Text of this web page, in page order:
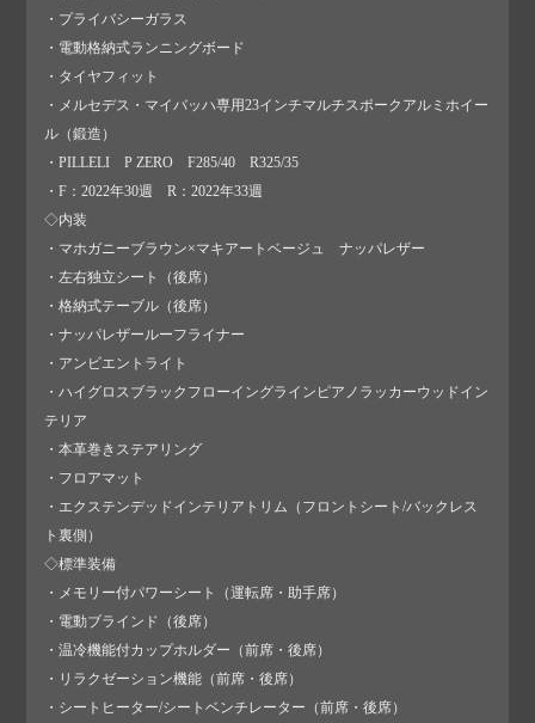
・プライバシーガラス
・電動格納式ランニングボード
・タイヤフィット
・メルセデス・マイバッハ専用23インチマルチスポークアルミホイー
ル（鍛造）
・PILLELI P ZERO F285/40 R325/35
・F：2022年30週 R：2022年33週
◇内装
・マホガニーブラウン×マキアートベージュ ナッパレザー
・左右独立シート（後席）
・格納式テーブル（後席）
・ナッパレザールーフライナー
・アンビエントライト
・ハイグロスブラックフローイングラインピアノラッカーウッドイン
テリア
・本革巻きステアリング
・フロアマット
・エクステンデッドインテリアトリム（フロントシート/バックレス
ト裏側）
◇標準装備
・メモリー付パワーシート（運転席・助手席）
・電動ブラインド（後席）
・温冷機能付カップホルダー（前席・後席）
・リラクゼーション機能（前席・後席）
・シートヒーター/シートベンチレーター（前席・後席）